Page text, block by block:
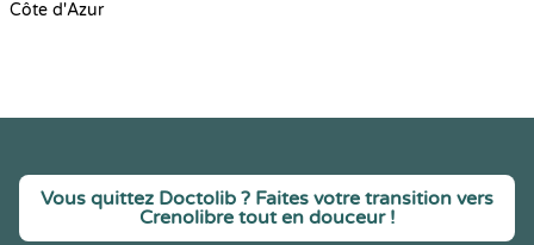
Côte d'Azur
Vous quittez Doctolib ? Faites votre transition vers
Crenolibre tout en douceur !